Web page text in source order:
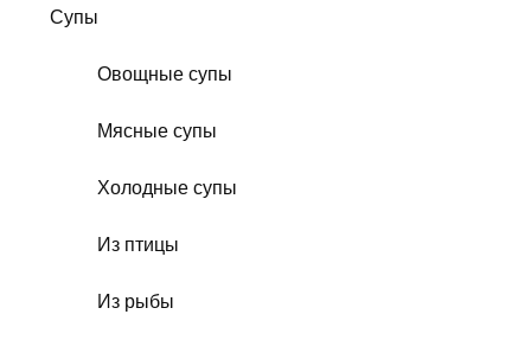
Супы
Овощные супы
Мясные супы
Холодные супы
Из птицы
Из рыбы